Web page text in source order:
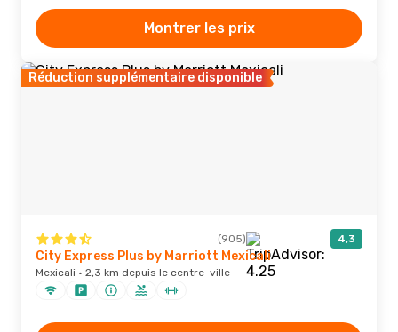
Montrer les prix
Réduction supplémentaire disponible
(905) 4,3
City Express Plus by Marriott Mexicali
Mexicali · 2,3 km depuis le centre-ville